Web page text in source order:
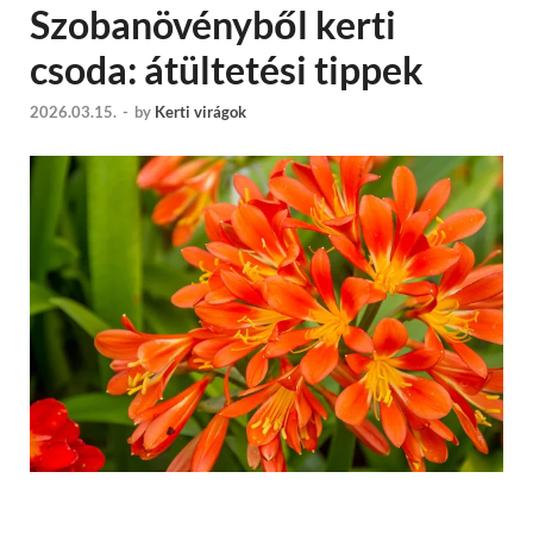
Szobanövényből kerti
csoda: átültetési tippek
2026.03.15. - by Kerti virágok